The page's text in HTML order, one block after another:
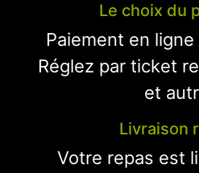
Le choix du
Paiement en
Réglez par ticket
et
Livraison
Votre repas est